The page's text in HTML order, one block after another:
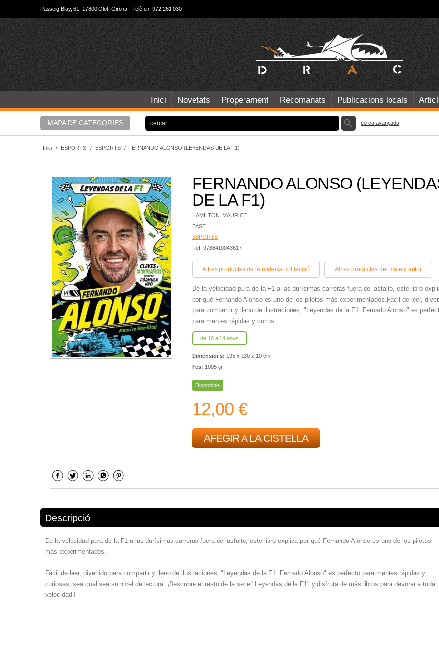
Passeig Blay, 61, 17800 Olot, Girona - Telèfon: 972 261 030
Inici Novetats Properament Recomanats Publicacions locals
MAPA DE CATEGORIES cerca avançada
Inici / ESPORTS / ESPORTS / FERNANDO ALONSO (LEYENDAS DE LA F1)
FERNANDO ALONSO
DE LA F1)
HAMILTON, MAURICE
BASE
ESPORTS
Ref. 9788410043817
Altres productes de la mateixa col·lecció Altres productes del mateix autor
De la velocidad pura de la F1 a las durísimas carreras fuera del asfalto, este libro
por qué Fernando Alonso es uno de los pilotos más experimentados.Fácil de leer,
para compartir y lleno de ilustraciones, "Leyendas de la F1. Fernado Alonso" es
para mentes rápidas y curios...
de 10 a 14 anys
Dimensions: 195 x 130 x 10 cm
Pes: 1005 gr
Disponible
12,00 €
AFEGIR A LA CISTELLA
Descripció
De la velocidad pura de la F1 a las durísimas carreras fuera del asfalto, este libro explica por qué Fernando Alonso es uno de los pilotos
más experimentados.
Fácil de leer, divertido para compartir y lleno de ilustraciones, "Leyendas de la F1. Fernado Alonso" es perfecto para mentes rápidas y
curiosas, sea cual sea su nivel de lectura. ¡Descubre el resto de la serie "Leyendas de la F1" y disfruta de más libros para devorar a toda
velocidad.!